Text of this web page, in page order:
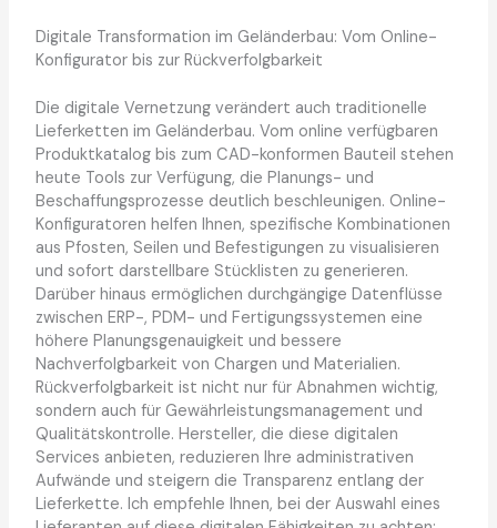
Digitale Transformation im Geländerbau: Vom Online-
Konfigurator bis zur Rückverfolgbarkeit
Die digitale Vernetzung verändert auch traditionelle
Lieferketten im Geländerbau. Vom online verfügbaren
Produktkatalog bis zum CAD-konformen Bauteil stehen
heute Tools zur Verfügung, die Planungs- und
Beschaffungsprozesse deutlich beschleunigen. Online-
Konfiguratoren helfen Ihnen, spezifische Kombinationen
aus Pfosten, Seilen und Befestigungen zu visualisieren
und sofort darstellbare Stücklisten zu generieren.
Darüber hinaus ermöglichen durchgängige Datenflüsse
zwischen ERP-, PDM- und Fertigungssystemen eine
höhere Planungsgenauigkeit und bessere
Nachverfolgbarkeit von Chargen und Materialien.
Rückverfolgbarkeit ist nicht nur für Abnahmen wichtig,
sondern auch für Gewährleistungsmanagement und
Qualitätskontrolle. Hersteller, die diese digitalen
Services anbieten, reduzieren Ihre administrativen
Aufwände und steigern die Transparenz entlang der
Lieferkette. Ich empfehle Ihnen, bei der Auswahl eines